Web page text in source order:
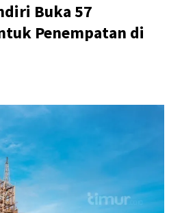
Buka 57
Penempatan di